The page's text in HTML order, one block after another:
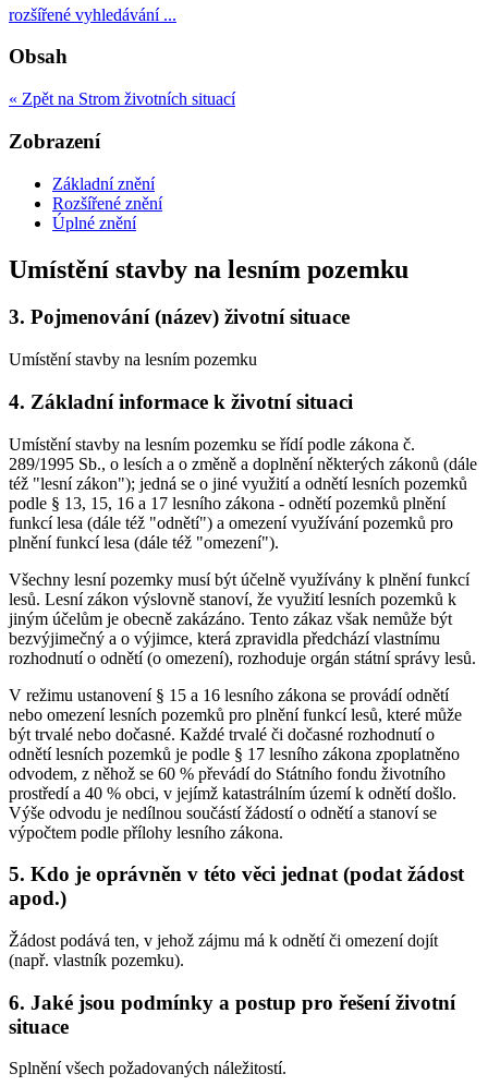
rozšířené vyhledávání ...
Obsah
« Zpět na Strom životních situací
Zobrazení
Základní znění
Rozšířené znění
Úplné znění
Umístění stavby na lesním pozemku
3. Pojmenování (název) životní situace
Umístění stavby na lesním pozemku
4. Základní informace k životní situaci
Umístění stavby na lesním pozemku se řídí podle zákona č.
289/1995 Sb., o lesích a o změně a doplnění některých zákonů (dále
též "lesní zákon"); jedná se o jiné využití a odnětí lesních pozemků
podle § 13, 15, 16 a 17 lesního zákona - odnětí pozemků plnění
funkcí lesa (dále též "odnětí") a omezení využívání pozemků pro
plnění funkcí lesa (dále též "omezení").
Všechny lesní pozemky musí být účelně využívány k plnění funkcí
lesů. Lesní zákon výslovně stanoví, že využití lesních pozemků k
jiným účelům je obecně zakázáno. Tento zákaz však nemůže být
bezvýjimečný a o výjimce, která zpravidla předchází vlastnímu
rozhodnutí o odnětí (o omezení), rozhoduje orgán státní správy lesů.
V režimu ustanovení § 15 a 16 lesního zákona se provádí odnětí
nebo omezení lesních pozemků pro plnění funkcí lesů, které může
být trvalé nebo dočasné. Každé trvalé či dočasné rozhodnutí o
odnětí lesních pozemků je podle § 17 lesního zákona zpoplatněno
odvodem, z něhož se 60 % převádí do Státního fondu životního
prostředí a 40 % obci, v jejímž katastrálním území k odnětí došlo.
Výše odvodu je nedílnou součástí žádostí o odnětí a stanoví se
výpočtem podle přílohy lesního zákona.
5. Kdo je oprávněn v této věci jednat (podat žádost
apod.)
Žádost podává ten, v jehož zájmu má k odnětí či omezení dojít
(např. vlastník pozemku).
6. Jaké jsou podmínky a postup pro řešení životní
situace
Splnění všech požadovaných náležitostí.